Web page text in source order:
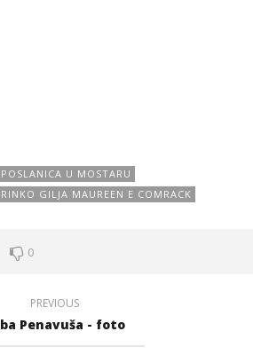
U MOSTARU
GILJA MAUREEN E COMRACK
0
PREVIOUS
Penavuša - foto